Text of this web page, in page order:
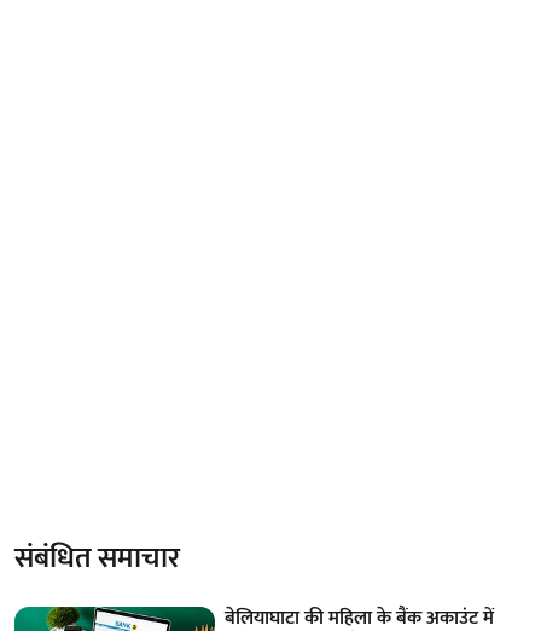
संबंधित समाचार
बेलियाघाटा की महिला के बैंक अकाउंट में